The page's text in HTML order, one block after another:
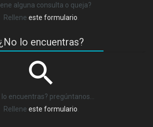
alguna consulta o queja?
Rellene este formulario
lo encuentras?
lo encuentras? pregúntanos…
Rellene este formulario